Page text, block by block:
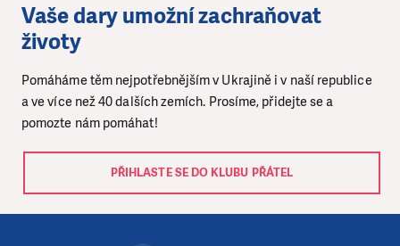
Vaše dary umožní zachraňovat
životy
Pomáháme těm nejpotřebnějším v Ukrajině i v naší republice
a ve více než 40 dalších zemích. Prosíme, přidejte se a
pomozte nám pomáhat!
PŘIHLASTE SE DO KLUBU PŘÁTEL